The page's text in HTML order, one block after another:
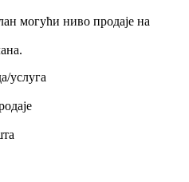
могући ниво продаје на
услуга